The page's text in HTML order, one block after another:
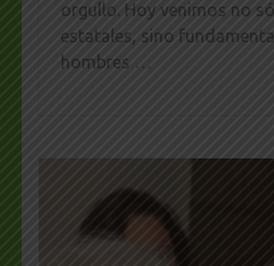
orgullo. Hoy venimos no
estatales, sino
hombres …